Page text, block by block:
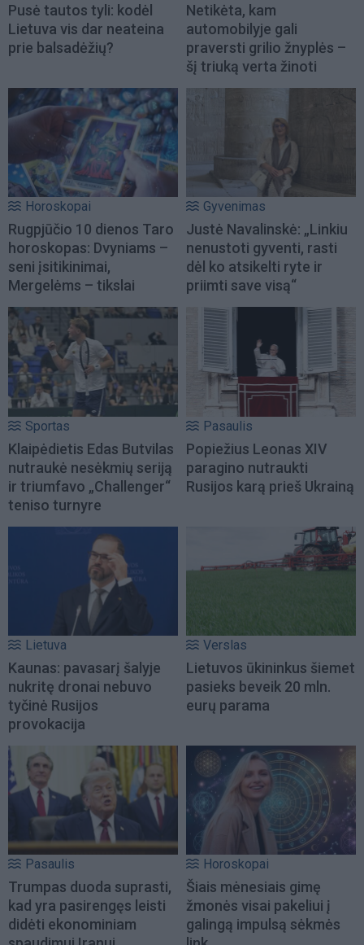
Pusė tautos tyli: kodėl
Lietuva vis dar neateina
prie balsadėžių?
Netikėta, kam
automobilyje gali
praversti grilio žnyplės –
šį triuką verta žinoti
Horoskopai
Rugpjūčio 10 dienos Taro
horoskopas: Dvyniams –
seni įsitikinimai,
Mergelėms – tikslai
Gyvenimas
Justė Navalinskė: „Linkiu
nenustoti gyventi, rasti
dėl ko atsikelti ryte ir
priimti save visą“
Sportas
Klaipėdietis Edas Butvilas
nutraukė nesėkmių seriją
ir triumfavo „Challenger“
teniso turnyre
Pasaulis
Popiežius Leonas XIV
paragino nutraukti
Rusijos karą prieš Ukrainą
Lietuva
Kaunas: pavasarį šalyje
nukritę dronai nebuvo
tyčinė Rusijos
provokacija
Verslas
Lietuvos ūkininkus šiemet
pasieks beveik 20 mln.
eurų parama
Pasaulis
Trumpas duoda suprasti,
kad yra pasirengęs leisti
didėti ekonominiam
Horoskopai
Šiais mėnesiais gimę
žmonės visai pakeliui į
galingą impulsą sėkmės